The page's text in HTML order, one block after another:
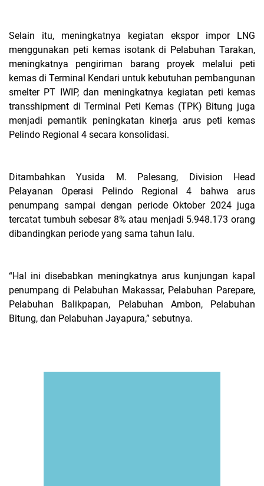
Selain itu, meningkatnya kegiatan ekspor impor LNG
menggunakan peti kemas isotank di Pelabuhan Tarakan,
meningkatnya pengiriman barang proyek melalui peti
kemas di Terminal Kendari untuk kebutuhan pembangunan
smelter PT IWIP, dan meningkatnya kegiatan peti kemas
transshipment di Terminal Peti Kemas (TPK) Bitung juga
menjadi pemantik peningkatan kinerja arus peti kemas
Pelindo Regional 4 secara konsolidasi.
Ditambahkan Yusida M. Palesang, Division Head
Pelayanan Operasi Pelindo Regional 4 bahwa arus
penumpang sampai dengan periode Oktober 2024 juga
tercatat tumbuh sebesar 8% atau menjadi 5.948.173 orang
dibandingkan periode yang sama tahun lalu.
“Hal ini disebabkan meningkatnya arus kunjungan kapal
penumpang di Pelabuhan Makassar, Pelabuhan Parepare,
Pelabuhan Balikpapan, Pelabuhan Ambon, Pelabuhan
Bitung, dan Pelabuhan Jayapura,” sebutnya.